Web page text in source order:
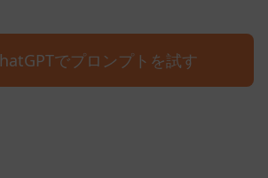
でプロンプトを試す